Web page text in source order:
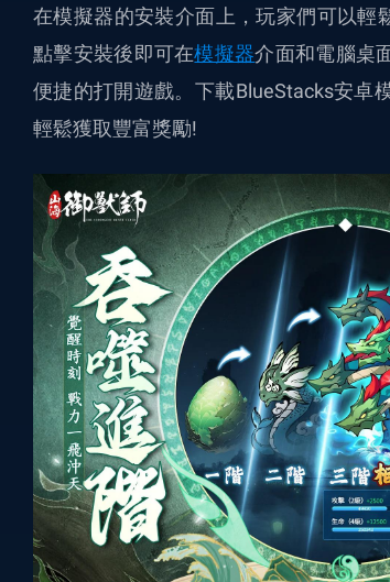
在模擬器的安裝介面上，玩家們可以輕
點擊安裝後即可在模擬器介面和電腦桌
便捷的打開遊戲。下載BlueStacks安卓
輕鬆獲取豐富獎勵!